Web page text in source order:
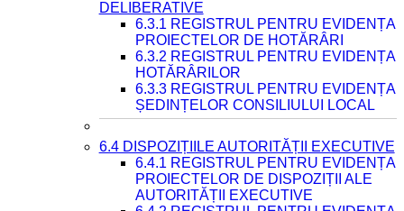
DELIBERATIVE
6.3.1 REGISTRUL PENTRU EVIDENȚA
PROIECTELOR DE HOTĂRÂRI
6.3.2 REGISTRUL PENTRU EVIDENȚA
HOTĂRÂRILOR
6.3.3 REGISTRUL PENTRU EVIDENȚA
ȘEDINȚELOR CONSILIULUI LOCAL
6.4 DISPOZIȚIILE AUTORITĂȚII EXECUTIVE
6.4.1 REGISTRUL PENTRU EVIDENȚA
PROIECTELOR DE DISPOZIȚII ALE
AUTORITĂȚII EXECUTIVE